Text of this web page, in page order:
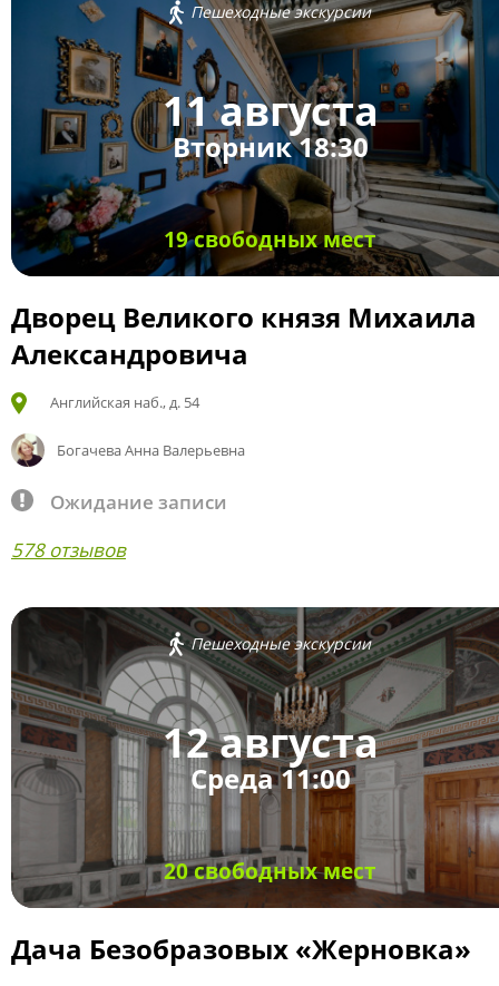
Пешеходные экскурсии
11 августа
Вторник 18:30
19 свободных мест
Дворец Великого князя Михаила
Александровича
Английская наб., д. 54
Богачева Анна Валерьевна
Ожидание записи
578 отзывов
Пешеходные экскурсии
12 августа
Среда 11:00
20 свободных мест
Дача Безобразовых «Жерновка»